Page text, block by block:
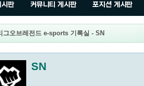
판 커뮤니티 게시판 포지션 게시판
그오브레전드 e-sports 기록실 - SN
SN